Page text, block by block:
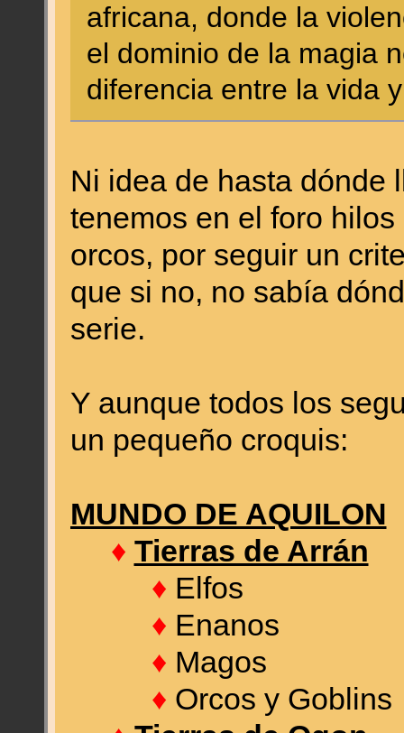
africana, donde la
el dominio de la magia
diferencia entre la vida
Ni idea de hasta dónde
tenemos en el foro
orcos, por seguir un
que si no, no sabía
serie.
Y aunque todos los
un pequeño croquis:
MUNDO DE AQUILON
♦ Tierras de Arrán
♦ Elfos
♦ Enanos
♦ Magos
♦ Orcos y